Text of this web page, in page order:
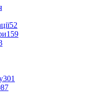
52
159
301